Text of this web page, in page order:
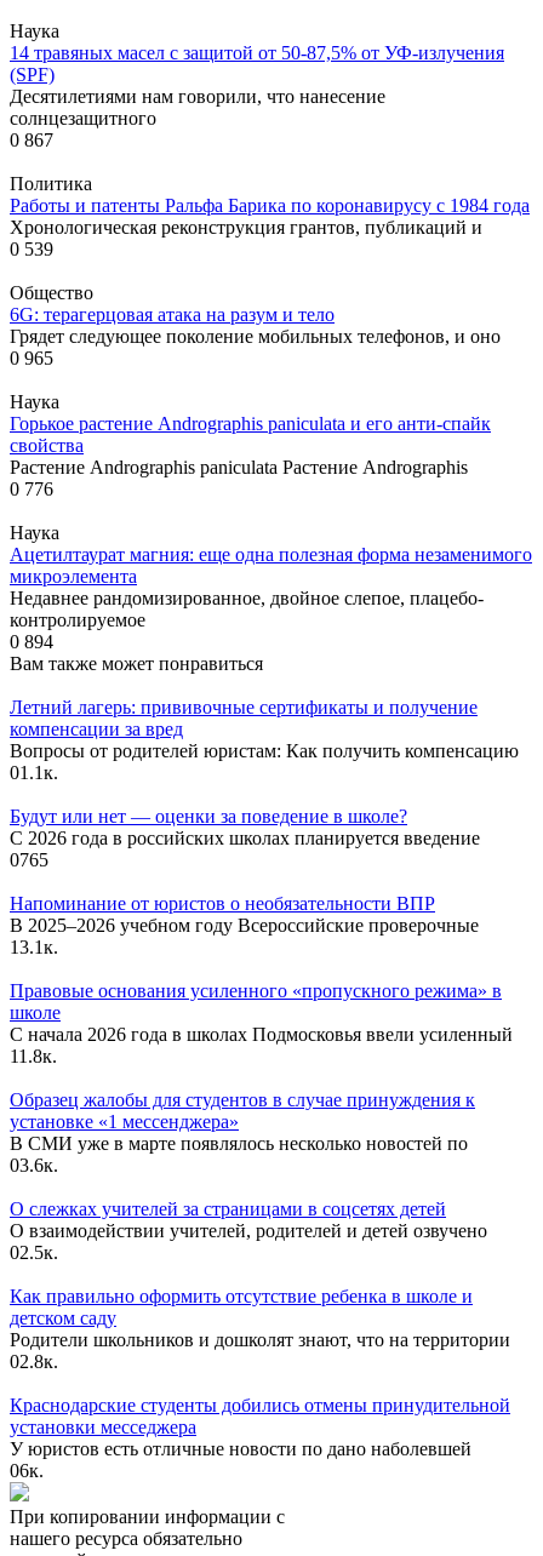
Наука
14 травяных масел с защитой от 50-87,5% от УФ-излучения
(SPF)
Десятилетиями нам говорили, что нанесение
солнцезащитного
0 867
Политика
Работы и патенты Ральфа Барика по коронавирусу с 1984 года
Хронологическая реконструкция грантов, публикаций и
0 539
Общество
6G: терагерцовая атака на разум и тело
Грядет следующее поколение мобильных телефонов, и оно
0 965
Наука
Горькое растение Andrographis paniculata и его анти-спайк
свойства
Растение Andrographis paniculata Растение Andrographis
0 776
Наука
Ацетилтаурат магния: еще одна полезная форма незаменимого
микроэлемента
Недавнее рандомизированное, двойное слепое, плацебо-
контролируемое
0 894
Вам также может понравиться
Летний лагерь: прививочные сертификаты и получение
компенсации за вред
Вопросы от родителей юристам: Как получить компенсацию
01.1к.
Будут или нет — оценки за поведение в школе?
С 2026 года в российских школах планируется введение
0765
Напоминание от юристов о необязательности ВПР
В 2025–2026 учебном году Всероссийские проверочные
13.1к.
Правовые основания усиленного «пропускного режима» в
школе
С начала 2026 года в школах Подмосковья ввели усиленный
11.8к.
Образец жалобы для студентов в случае принуждения к
установке «1 мессенджера»
В СМИ уже в марте появлялось несколько новостей по
03.6к.
О слежках учителей за страницами в соцсетях детей
О взаимодействии учителей, родителей и детей озвучено
02.5к.
Как правильно оформить отсутствие ребенка в школе и
детском саду
Родители школьников и дошколят знают, что на территории
02.8к.
Краснодарские студенты добились отмены принудительной
установки месседжера
У юристов есть отличные новости по дано наболевшей
06к.
При копировании информации с
нашего ресурса обязательно